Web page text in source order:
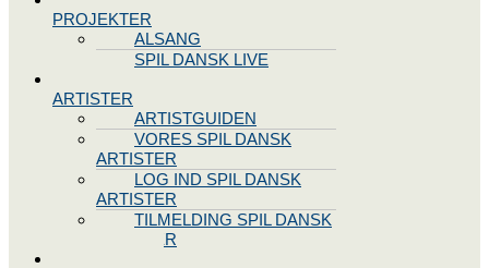
PROJEKTER
ALSANG
SPIL DANSK LIVE
ARTISTER
ARTISTGUIDEN
VORES SPIL DANSK
ARTISTER
LOG IND SPIL DANSK
ARTISTER
TILMELDING SPIL DANSK
ARTISTER